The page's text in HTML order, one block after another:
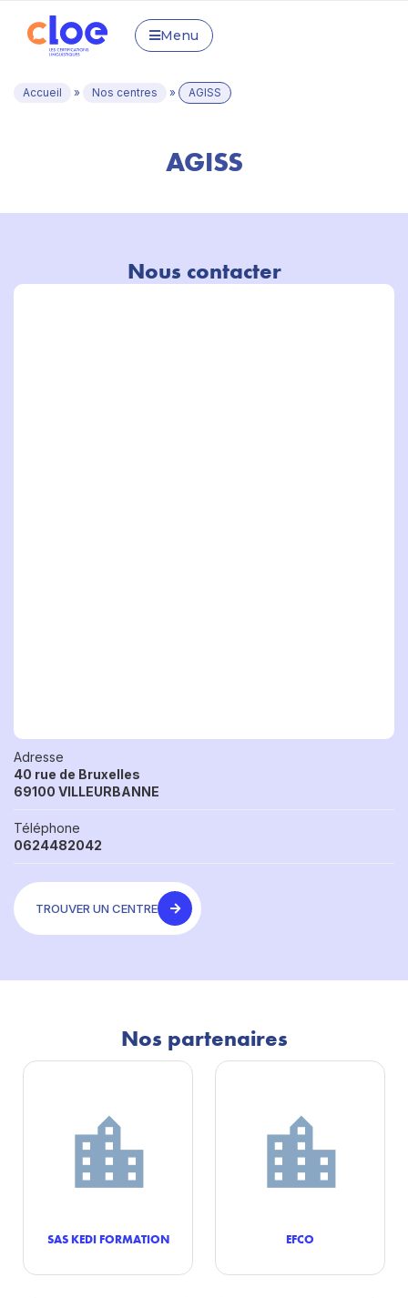
Menu
Accueil » Nos centres » AGISS
AGISS
Nous contacter
Adresse
40 rue de Bruxelles
69100 VILLEURBANNE
Téléphone
0624482042
TROUVER UN CENTRE
Nos partenaires
SAS KEDI FORMATION EFCO